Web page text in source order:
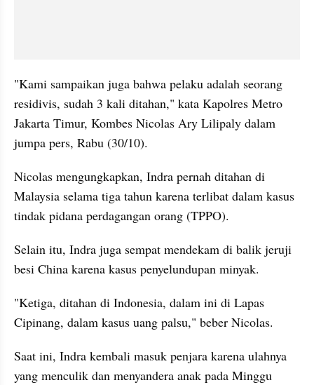
"Kami sampaikan juga bahwa pelaku adalah seorang
residivis, sudah 3 kali ditahan," kata Kapolres Metro
Jakarta Timur, Kombes Nicolas Ary Lilipaly dalam
jumpa pers, Rabu (30/10).
Nicolas mengungkapkan, Indra pernah ditahan di
Malaysia selama tiga tahun karena terlibat dalam kasus
tindak pidana perdagangan orang (TPPO).
Selain itu, Indra juga sempat mendekam di balik jeruji
besi China karena kasus penyelundupan minyak.
"Ketiga, ditahan di Indonesia, dalam ini di Lapas
Cipinang, dalam kasus uang palsu," beber Nicolas.
Saat ini, Indra kembali masuk penjara karena ulahnya
yang menculik dan menyandera anak pada Minggu